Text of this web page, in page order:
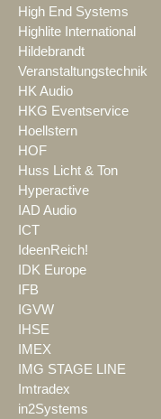
High End Systems
Highlite International
Hildebrandt
Veranstaltungstechnik
HK Audio
HKG Eventservice
Hoellstern
HOF
Huss Licht & Ton
Hyperactive
IAD Audio
ICT
IdeenReich!
IDK Europe
IFB
IGVW
IHSE
IMEX
IMG STAGE LINE
Imtradex
in2Systems